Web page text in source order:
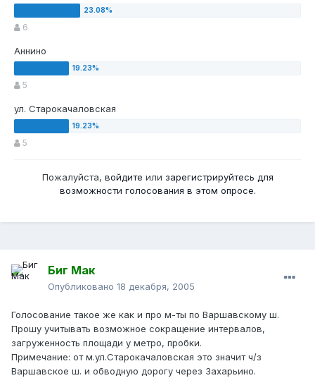
6
Аннино
5
ул. Старокачаловская
5
Пожалуйста, войдите или зарегистрируйтесь для
возможности голосования в этом опросе.
Биг Мак
Опубликовано 18 декабря, 2005
Голосование такое же как и про м-ты по Варшавскому ш.
Прошу учитывать возможное сокращение интервалов,
загруженность площади у метро, пробки.
Примечание: от м.ул.Старокачаловская это значит ч/з
Варшавское ш. и обводную дорогу через Захарьино.